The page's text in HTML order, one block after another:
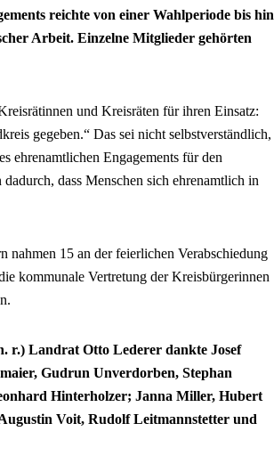
reichte von einer Wahlperiode bis hin
Arbeit. Einzelne Mitglieder gehörten
und Kreisräten für ihren Einsatz:
gegeben.“ Das sei nicht selbstverständlich,
ehrenamtlichen Engagements für den
dass Menschen sich ehrenamtlich in
nahmen 15 an der feierlichen Verabschiedung
kommunale Vertretung der Kreisbürgerinnen
r.) Landrat Otto Lederer dankte Josef
Gudrun Unverdorben, Stephan
Hinterholzer; Janna Miller, Hubert
Voit, Rudolf Leitmannstetter und